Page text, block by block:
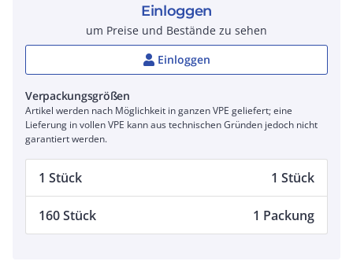
Einloggen
um Preise und Bestände zu sehen
Einloggen
Verpackungsgrößen
Artikel werden nach Möglichkeit in ganzen VPE geliefert; eine
Lieferung in vollen VPE kann aus technischen Gründen jedoch nicht
garantiert werden.
1 Stück 1 Stück
160 Stück 1 Packung